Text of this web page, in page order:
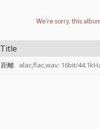
Title
距離 alac,flac,wav: 16bit/